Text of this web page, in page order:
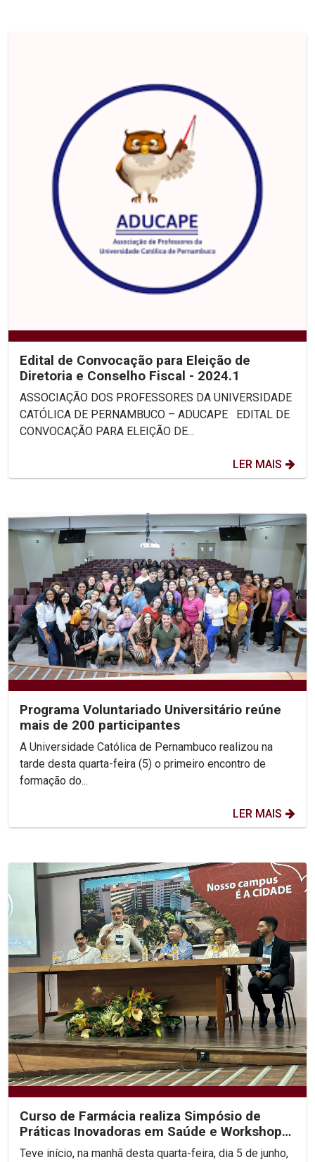
Edital de Convocação para Eleição de
Diretoria e Conselho Fiscal - 2024.1
ASSOCIAÇÃO DOS PROFESSORES DA UNIVERSIDADE
CATÓLICA DE PERNAMBUCO – ADUCAPE EDITAL DE
CONVOCAÇÃO PARA ELEIÇÃO DE...
LER MAIS
Programa Voluntariado Universitário reúne
mais de 200 participantes
A Universidade Católica de Pernambuco realizou na
tarde desta quarta-feira (5) o primeiro encontro de
formação do...
LER MAIS
Curso de Farmácia realiza Simpósio de
Práticas Inovadoras em Saúde e Workshop
de Empreendedorismo...
Teve início, na manhã desta quarta-feira, dia 5 de junho,